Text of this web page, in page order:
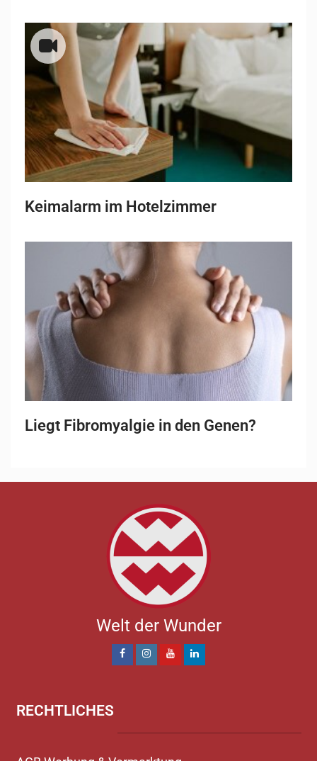
Keimalarm im Hotelzimmer
Liegt Fibromyalgie in den Genen?
Welt der Wunder
RECHTLICHES